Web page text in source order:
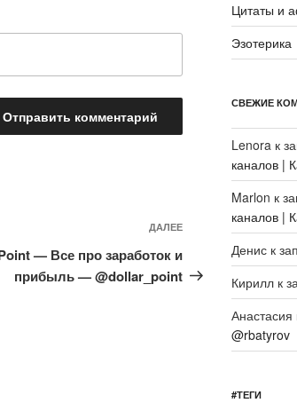
Следующая
запись
ДАЛЕЕ
— Все про заработок и
прибыль — @dollar_point
Цитаты и
Эзотерика
СВЕЖИЕ
Lenoraк
каналов |
Marlon к
каналов |
Дениск
Кириллк
Анастасия
@rbatyrov
#ТЕГИ